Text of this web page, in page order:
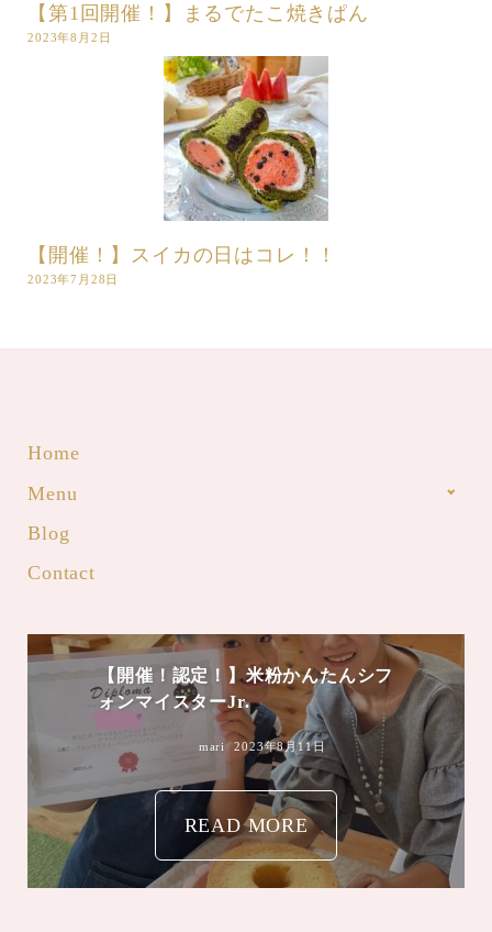
【第1回開催！】まるでたこ焼きぱん
2023年8月2日
【開催！】スイカの日はコレ！！
2023年7月28日
Home
Menu
Blog
Contact
【開催！認定！】米粉かんたんシフ
ォンマイスターJr.
mari 2023年8月11日
READ MORE